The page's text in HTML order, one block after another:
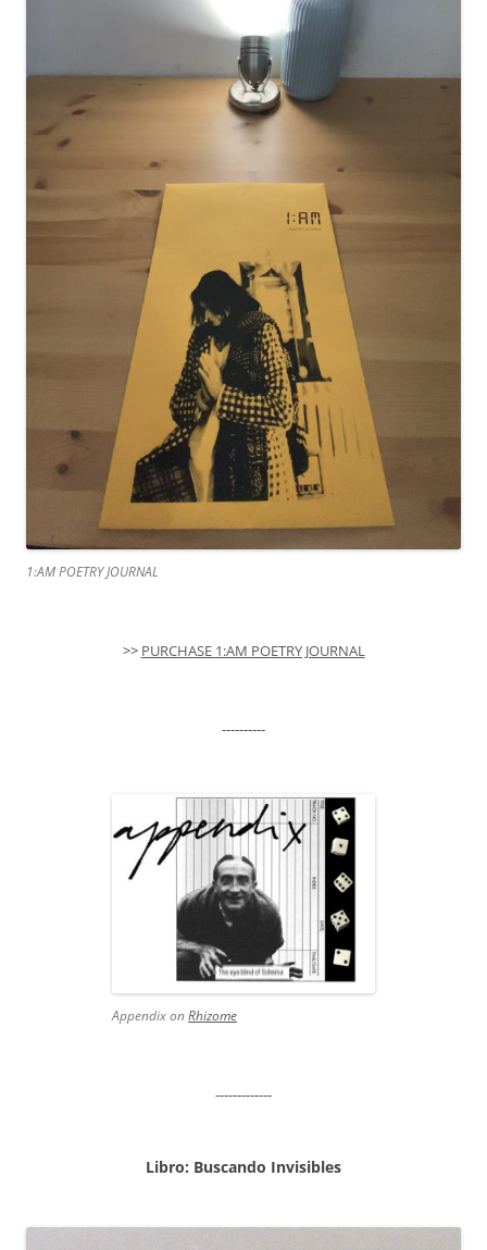
1:AM POETRY JOURNAL
>> PURCHASE 1:AM POETRY JOURNAL
----------
Appendix onRhizome
-------------
Libro: Buscando Invisibles